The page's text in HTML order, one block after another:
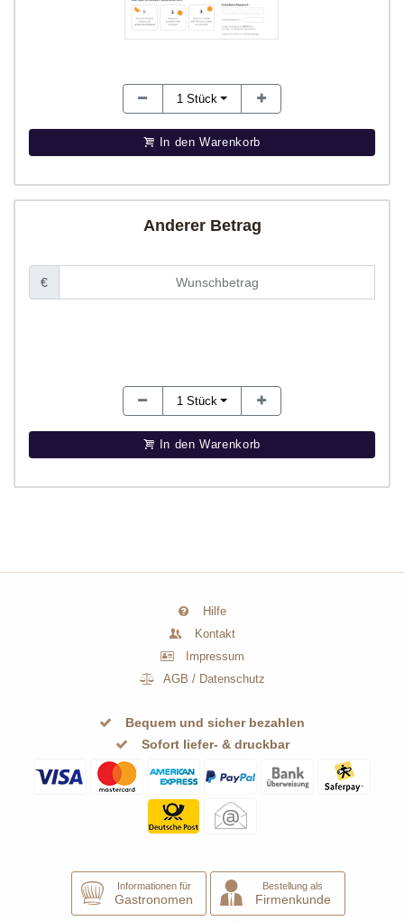
1 Stück
In den Warenkorb
Anderer Betrag
€
1 Stück
In den Warenkorb
Hilfe
Kontakt
Impressum
AGB / Datenschutz
Bequem und sicher bezahlen
Sofort liefer- & druckbar
Informationen für
Gastronomen
Bestellung als
Firmenkunde